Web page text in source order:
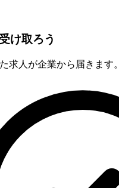
け取ろう
求人が企業から届きます。